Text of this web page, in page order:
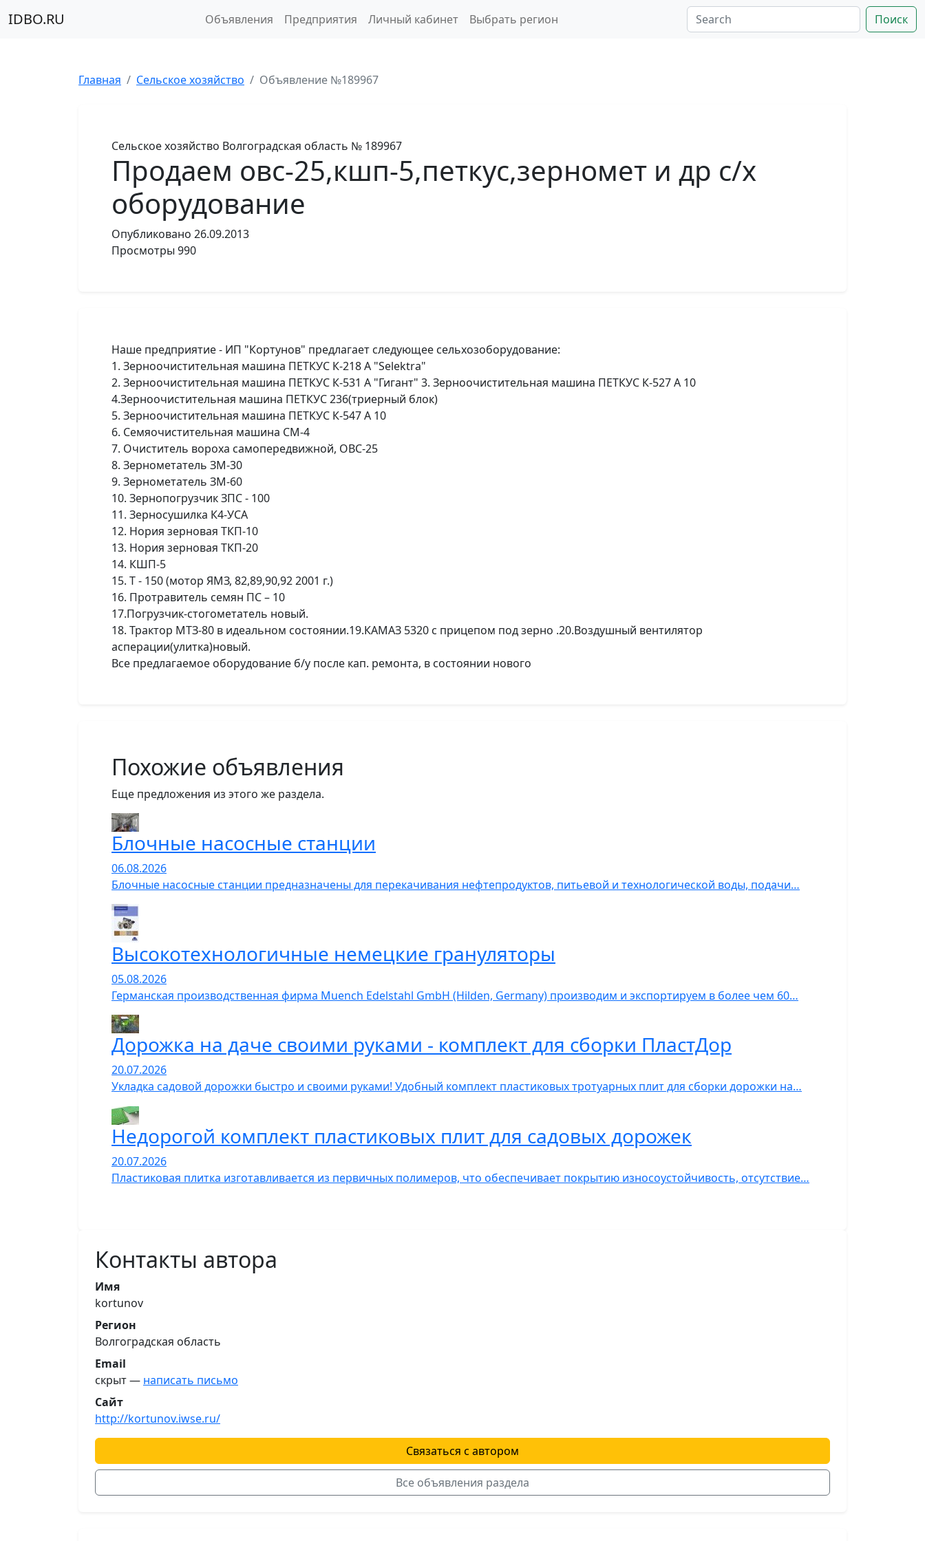
IDBO.RU Объявления Предприятия Личный кабинет Выбрать регион Поиск
Главная Сельское хозяйство Объявление №189967
Сельское хозяйство Волгоградская область № 189967
Продаем овс-25,кшп-5,петкус,зерномет и др с/х
оборудование
Опубликовано 26.09.2013
Просмотры 990
Наше предприятие - ИП "Кортунов" предлагает следующее сельхозоборудование:
1. Зерноочистительная машина ПЕТКУС К-218 А "Selektra"
2. Зерноочистительная машина ПЕТКУС К-531 А "Гигант" 3. Зерноочистительная машина ПЕТКУС К-527 А 10
4.Зерноочистительная машина ПЕТКУС 236(триерный блок)
5. Зерноочистительная машина ПЕТКУС К-547 А 10
6. Семяочистительная машина СМ-4
7. Очиститель вороха самопередвижной, ОВС-25
8. Зернометатель ЗМ-30
9. Зернометатель ЗМ-60
10. Зернопогрузчик ЗПС - 100
11. Зерносушилка К4-УСА
12. Нория зерновая ТКП-10
13. Нория зерновая ТКП-20
14. КШП-5
15. Т - 150 (мотор ЯМЗ, 82,89,90,92 2001 г.)
16. Протравитель семян ПС – 10
17.Погрузчик-стогометатель новый.
18. Трактор МТЗ-80 в идеальном состоянии.19.КАМАЗ 5320 с прицепом под зерно .20.Воздушный вентилятор
асперации(улитка)новый.
Все предлагаемое оборудование б/у после кап. ремонта, в состоянии нового
Похожие объявления
Еще предложения из этого же раздела.
Блочные насосные станции
06.08.2026
Блочные насосные станции предназначены для перекачивания нефтепродуктов, питьевой и технологической воды, подачи…
Высокотехнологичные немецкие грануляторы
05.08.2026
Германская производственная фирма Muench Edelstahl GmbH (Hilden, Germany) производим и экспортируем в более чем 60…
Дорожка на даче своими руками - комплект для сборки ПластДор
20.07.2026
Укладка садовой дорожки быстро и своими руками! Удобный комплект пластиковых тротуарных плит для сборки дорожки на…
Недорогой комплект пластиковых плит для садовых дорожек
20.07.2026
Пластиковая плитка изготавливается из первичных полимеров, что обеспечивает покрытию износоустойчивость, отсутствие…
Контакты автора
Имя
kortunov
Регион
Волгоградская область
Email
скрыт — написать письмо
Сайт
http://kortunov.iwse.ru/
Связаться с автором
Все объявления раздела